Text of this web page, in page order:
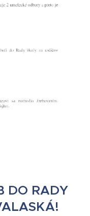
DO RADY